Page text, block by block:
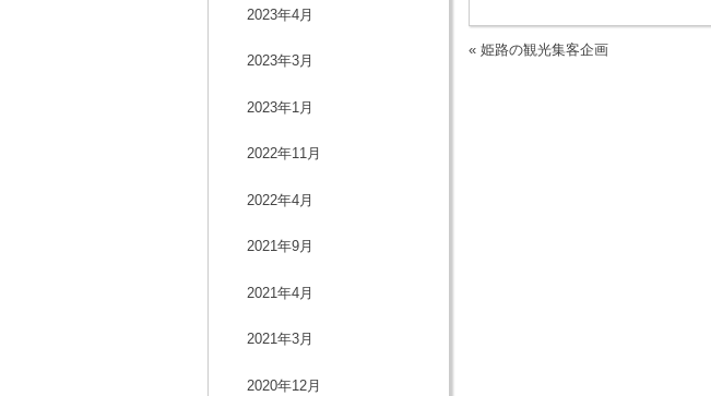
« 姫路の観光集客企画
2023年4月
2023年3月
2023年1月
2022年11月
2022年4月
2021年9月
2021年4月
2021年3月
2020年12月